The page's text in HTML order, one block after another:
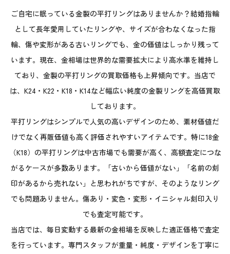
ご自宅に眠っている金製の平打リングはありませんか？結婚指輪
として長年愛用していたリングや、サイズが合わなくなった指
輪、傷や変形がある古いリングでも、金の価値はしっかり残って
います。現在、金相場は世界的な需要拡大により高水準を維持し
ており、金製の平打リングの買取価格も上昇傾向です。当店で
は、K24・K22・K18・K14など幅広い純度の金製リングを高価買取
しております。
平打リングはシンプルで人気の高いデザインのため、素材価値だ
けでなく再販価値も高く評価されやすいアイテムです。特に18金
（K18）の平打リングは中古市場でも需要が高く、高額査定につな
がるケースが多数あります。「古いから価値がない」「名前の刻
印があるから売れない」と思われがちですが、そのようなリング
でも問題ありません。傷あり・変色・変形・イニシャル刻印入り
でも査定可能です。
当店では、毎日変動する最新の金相場を反映した適正価格で査定
を行っています。専門スタッフが重量・純度・デザインを丁寧に